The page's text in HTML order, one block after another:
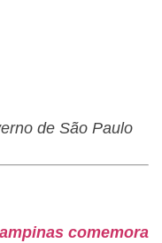
de São Paulo
comemora